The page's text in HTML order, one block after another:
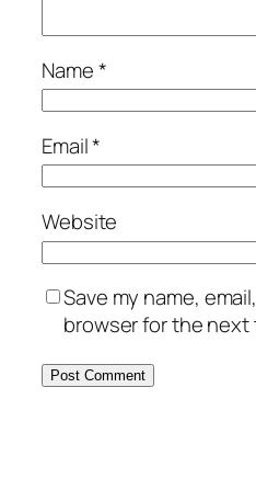
Name*
Email*
Website
Save my name,
browser for the next